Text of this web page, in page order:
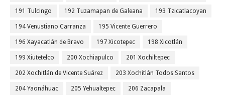
191 Tulcingo 192 Tuzamapan de Galeana 193 Tzicatlacoyan
194 Venustiano Carranza 195 Vicente Guerrero
196 Xayacatlán de Bravo 197 Xicotepec 198 Xicotlán
199 Xiutetelco 200 Xochiapulco 201 Xochiltepec
202 Xochitlán de Vicente Suárez 203 Xochitlán Todos Santos
204 Yaonáhuac 205 Yehualtepec 206 Zacapala